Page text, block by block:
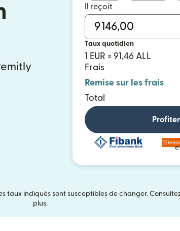
Il reçoit
Taux quotidien
1 EUR = 91,46 ALL
Frais
Remise sur les frais
Total
taux indiqués sont susceptibles de changer.
plus.